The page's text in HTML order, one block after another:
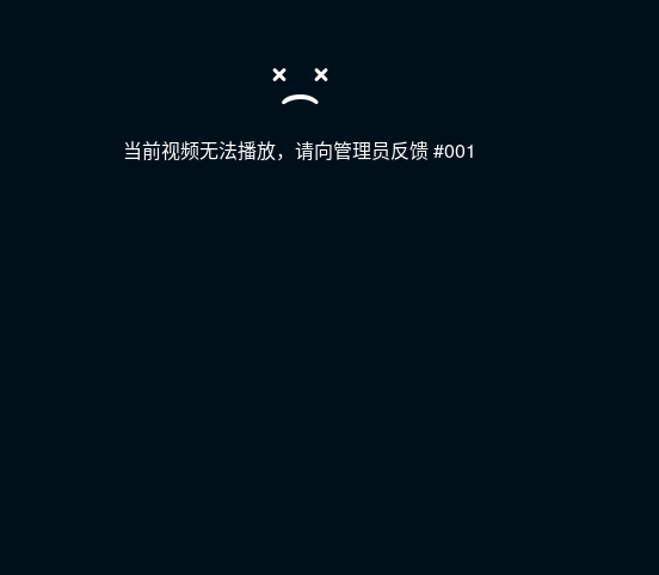
当前视频无法播放，请向管理员反馈 #001